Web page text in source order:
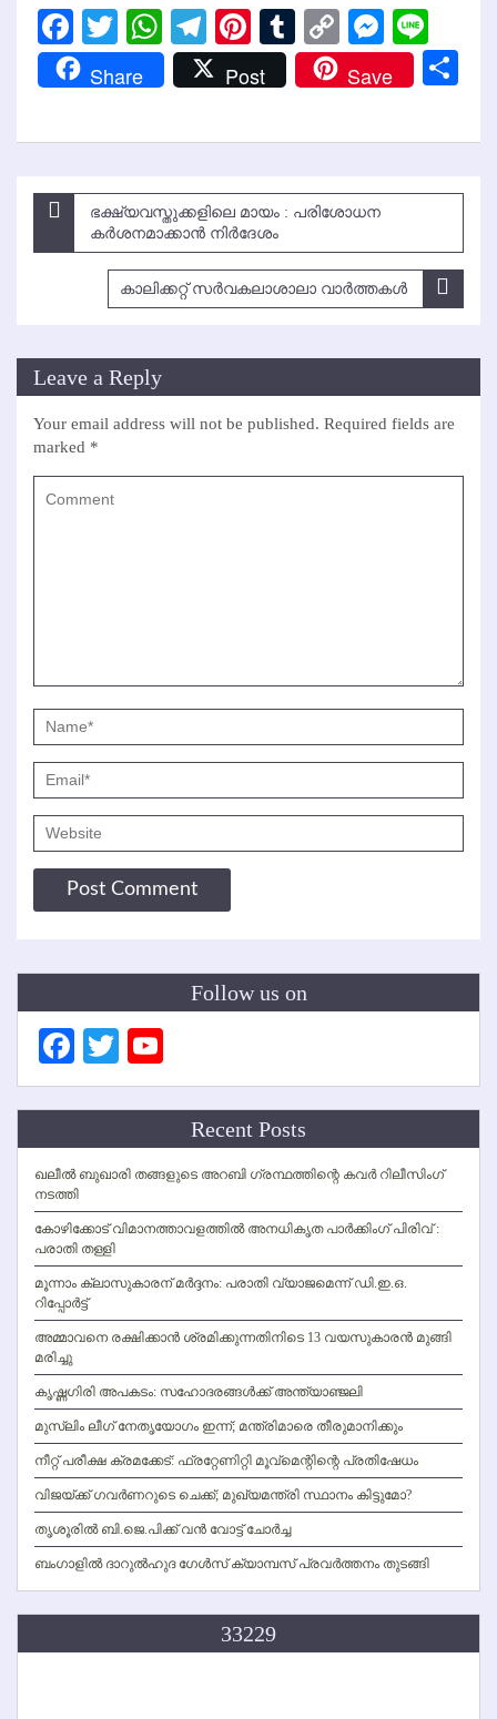
Facebook
Twitter
WhatsApp
Telegram
Pinterest
Tumblr
Copy
Link
Share Post Save
Post
navigation
ഭക്ഷ്യവസ്തുക്കളിലെ മായം : പരിശോധന
കര്‍ശനമാക്കാന്‍ നിര്‍ദേശം
കാലിക്കറ്റ് സര്‍വകലാശാലാ വാര്‍ത്തകള്‍
Leave a Reply
Your email address will not be published. Required fields are
marked *
Follow us on
Facebook
Twitter
Channel
Recent Posts
ഖലീല്‍ ബുഖാരി തങ്ങളുടെ അറബി ഗ്രന്ഥത്തിന്റെ കവര്‍ റിലീസിംഗ്
നടത്തി
കോഴിക്കോട് വിമാനത്താവളത്തില്‍ അനധികൃത പാര്‍ക്കിംഗ് പിരിവ് :
പരാതി തള്ളി
മൂന്നാം ക്ലാസുകാരന് മര്‍ദ്ദനം: പരാതി വ്യാജമെന്ന് ഡി.ഇ.ഒ.
റിപ്പോര്‍ട്ട്
അമ്മാവനെ രക്ഷിക്കാന്‍ ശ്രമിക്കുന്നതിനിടെ 13 വയസുകാരന്‍ മുങ്ങി
മരിച്ചു
കൃഷ്ണഗിരി അപകടം: സഹോദരങ്ങള്‍ക്ക് അന്ത്യാഞ്ജലി
മുസ്ലിം ലീഗ് നേതൃയോഗം ഇന്ന്; മന്ത്രിമാരെ തീരുമാനിക്കും
നീറ്റ് പരീക്ഷ ക്രമക്കേട്: ഫ്രറ്റേണിറ്റി മൂവ്‌മെന്റിന്റെ പ്രതിഷേധം
വിജയ്ക്ക് ഗവര്‍ണറുടെ ചെക്ക്; മുഖ്യമന്ത്രി സ്ഥാനം കിട്ടുമോ?
തൃശൂരില്‍ ബി.ജെ.പിക്ക് വന്‍ വോട്ട് ചോര്‍ച്ച
ബംഗാളില്‍ ദാറുല്‍ഹുദ ഗേള്‍സ് ക്യാമ്പസ് പ്രവര്‍ത്തനം തുടങ്ങി
33229